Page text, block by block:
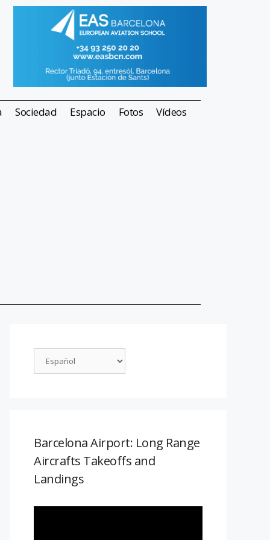
Sociedad Espacio Fotos Vídeos
Barcelona Airport: Long Range
Aircrafts Takeoffs and
Landings